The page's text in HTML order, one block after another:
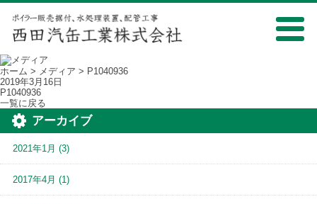
ホーム > メディア > P1040936
2019年3月16日
P1040936
一覧に戻る
アーカイブ
2021年1月 (3)
2017年4月 (1)